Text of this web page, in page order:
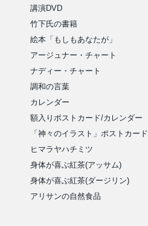
講演DVD
竹下氏の書籍
絵本「もしもあなたが」
アージュナー・チャート
ナディー・チャート
調和の言葉
カレンダー
額入りポストカード/カレンダー
「神々のイラスト」ポストカード
ヒマラヤハチミツ
身体が喜ぶ紅茶(アッサム)
身体が喜ぶ紅茶(ダージリン)
アリサンの自然食品